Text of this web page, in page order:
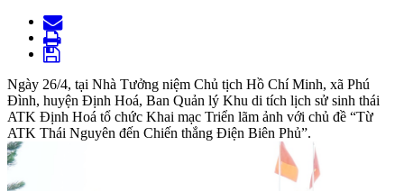
Ngày 26/4, tại Nhà Tưởng niệm Chủ tịch Hồ Chí Minh, xã Phú
Đình, huyện Định Hoá, Ban Quản lý Khu di tích lịch sử sinh thái
ATK Định Hoá tổ chức Khai mạc Triển lãm ảnh với chủ đề “Từ
ATK Thái Nguyên đến Chiến thắng Điện Biên Phủ”.